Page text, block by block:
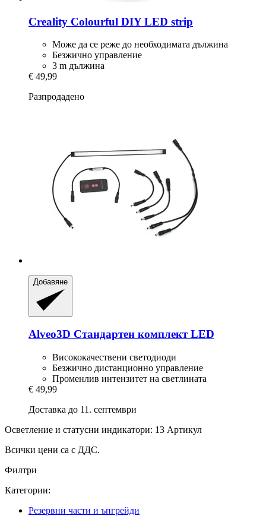
Creality Colourful DIY LED strip
Може да се реже до необходимата дължина
Безжично управление
3 m дължина
€ 49,99
Разпродадено
Добавяне
Alveo3D Стандартен комплект LED
Висококачествени светодиоди
Безжично дистанционно управление
Променлив интензитет на светлината
€ 49,99
Доставка до 11. септември
Осветление и статусни индикатори: 13 Артикул
Всички цени са с ДДС.
Филтри
Категории:
Резервни части и ъпгрейди